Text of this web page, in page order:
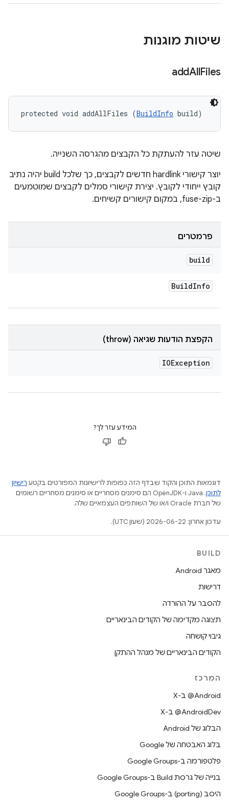
שיטות מוגנות
addAllFiles
protected void addAllFiles (BuildInfo build)
שיטה עזר להעתקת כל הקבצים מהגרסה השנייה.
יוצר קישורי hardlink חדשים לקבצים, כך שלכל build יהיה נתיב
קובץ ייחודי לקובץ. יצירת קישורי סמלים לקבצים שמוטמעים
ב-fuse-zip, במקום קישורים קשיחים.
פרמטרים
build
BuildInfo
הקפצת הודעות שגיאה (throw)
IOException
המידע עזר לך?
דוגמאות התוכן והקוד שבדף הזה כפופות לרישיונות המפורטים בקטע רישיון
לתוכן
.‏ Java ו-OpenJDK הם סימנים מסחריים או סימנים מסחריים רשומים
של חברת Oracle ו/או של השותפים העצמאיים שלה.
עדכון אחרון: 2026-06-22 (שעון UTC).
BUILD
מאגר Android
דרישות
להסבר על ההורדה
תצוגה מקדימה של הקודים הבינאריים
גיבוי קושחה
הקודים הבינאריים של מנהל ההתקן
המרכז
‫‎@Android ב-X
‫‎@AndroidDev ב-X
הבלוג של Android
בלוג האבטחה של Google
פלטפורמה ב-Google Groups
בנייה של גרסת Build ב-Google Groups
היסב (porting) ב-Google Groups